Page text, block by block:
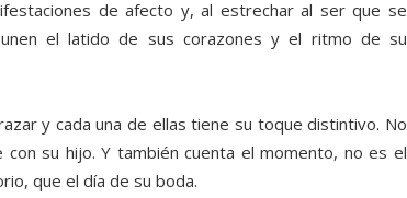
de afecto y, al estrechar al ser que se
el latido de sus corazones y el ritmo de su
y cada una de ellas tiene su toque distintivo. No
su hijo. Y también cuenta el momento, no es el
que el día de su boda.